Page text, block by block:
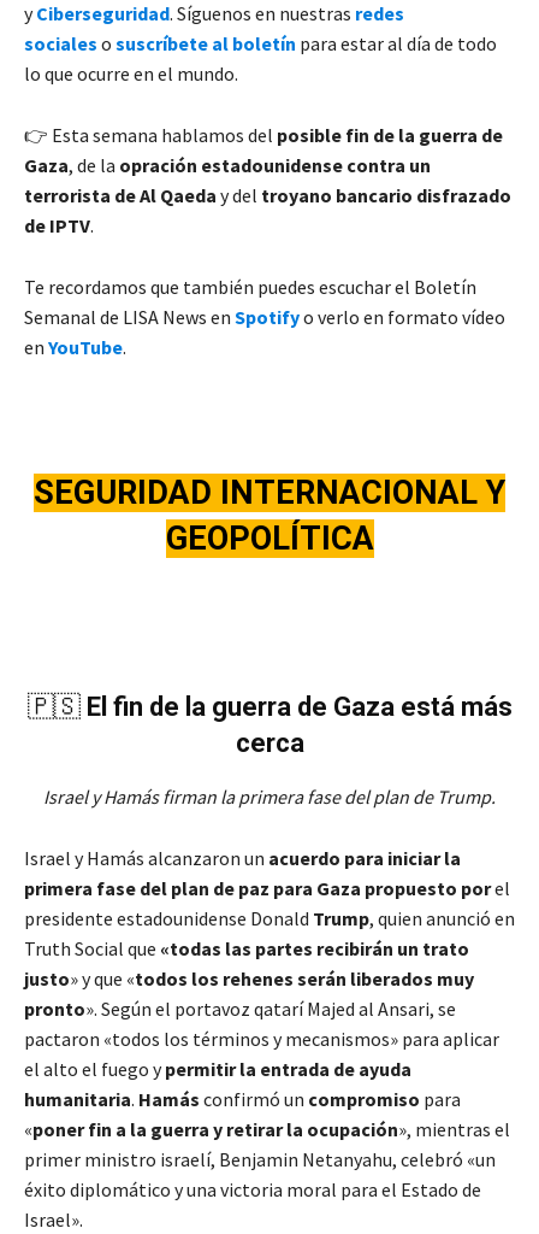
yCiberseguridad. Síguenos en nuestras redes
sociales o suscríbete al boletín para estar al día de todo
lo que ocurre en el mundo.
👉 Esta semana hablamos del posible fin de la guerra de
Gaza, de la opración estadounidense contra un
terrorista de Al Qaeda y del troyano bancario disfrazado
de IPTV.
Te recordamos que también puedes escuchar el Boletín
Semanal de LISA News en Spotifyo verlo en formato vídeo
en YouTube.
SEGURIDAD INTERNACIONAL Y
GEOPOLÍTICA
🇵🇸 El fin de la guerra de Gaza está más
cerca
Israel y Hamás firman la primera fase del plan de Trump.
Israel y Hamás alcanzaron un acuerdo para iniciar la
primera fase del plan de paz para Gaza propuesto porel
presidente estadounidense Donald Trump, quien anunció en
Truth Social que «todas las partes recibirán un trato
justo» y que «todos los rehenes serán liberados muy
pronto». Según el portavoz qatarí Majed al Ansari, se
pactaron «todos los términos y mecanismos» para aplicar
el alto el fuego ypermitir la entrada de ayuda
humanitaria. Hamás confirmó un compromiso para
«poner fin a la guerra y retirar la ocupación», mientras el
primer ministro israelí, Benjamin Netanyahu, celebró «un
éxito diplomático y una victoria moral para el Estado de
Israel».